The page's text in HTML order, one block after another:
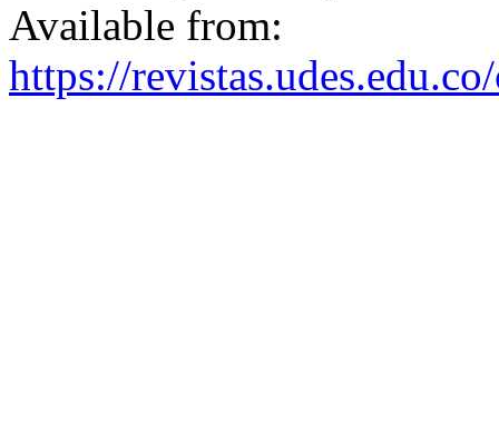
Available from:
https://